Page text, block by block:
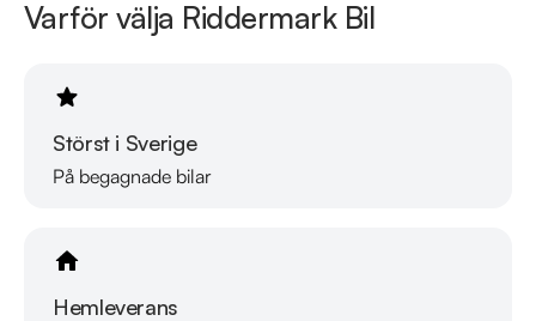
finansiering som passar just dina behov och tar gärna din
Varför välja Riddermark Bil
Störst i Sverige
På begagnade bilar
Hemleverans